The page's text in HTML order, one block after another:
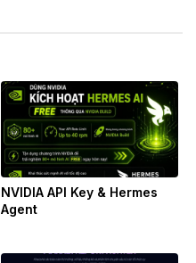
NVIDIA API Key & Hermes
Agent